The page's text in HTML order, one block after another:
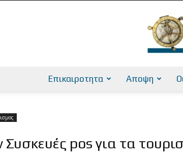
Επικαιροτητα Αποψη
pos για τα